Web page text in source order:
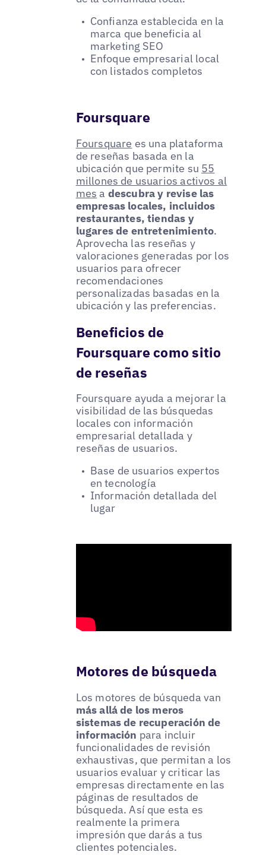
Confianza establecida en la
marca que beneficia al
marketing SEO
Enfoque empresarial local
con listados completos
Foursquare
Foursquare es una plataforma
de reseñas basada en la
ubicación que permite su 55
millones de usuarios activos al
mes a descubra y revise las
empresas locales, incluidos
restaurantes, tiendas y
lugares de entretenimiento.
Aprovecha las reseñas y
valoraciones generadas por los
usuarios para ofrecer
recomendaciones
personalizadas basadas en la
ubicación y las preferencias.
Beneficios de
Foursquare como sitio
de reseñas
Foursquare ayuda a mejorar la
visibilidad de las búsquedas
locales con información
empresarial detallada y
reseñas de usuarios.
Base de usuarios expertos
en tecnología
Información detallada del
lugar
Motores de búsqueda
Los motores de búsqueda van
más allá de los meros
sistemas de recuperación de
información para incluir
funcionalidades de revisión
exhaustivas, que permitan a los
usuarios evaluar y criticar las
empresas directamente en las
páginas de resultados de
búsqueda. Así que esta es
realmente la primera
impresión que darás a tus
clientes potenciales.